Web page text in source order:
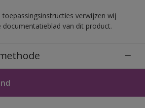
verwijzen wij
documentatieblad van dit product.